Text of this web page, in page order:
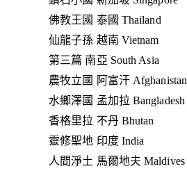
佛教王國 泰國 Thailand
仙龍子孫 越南 Vietnam
第三篇 南亞 South Asia
農牧立國 阿富汗 Afghanistan
水鄉澤國 孟加拉 Bangladesh
香格里拉 不丹 Bhutan
靈修聖地 印度 India
人間淨土 馬爾地夫 Maldives